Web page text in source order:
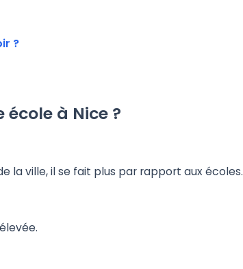
?
à Nice ?
la ville, il se fait plus par rapport aux écoles.